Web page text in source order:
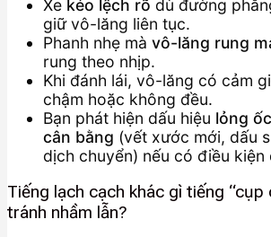
Xe kéo lệch rõ dù đường
giữ vô-lăng liên tục.
Phanh nhẹ mà vô-lăng rung
rung theo nhịp.
Khi đánh lái, vô-lăng có cảm
chậm hoặc không đều.
Bạn phát hiện dấu hiệu lỏng
cân bằng (vết xước mới, dấu
dịch chuyển) nếu có điều kiện
Tiếng lạch cạch khác gì tiếng “cụp
tránh nhầm lẫn?